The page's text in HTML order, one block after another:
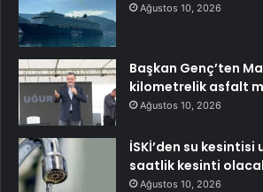
Ağustos 10, 2026
Başkan Genç’ten
kilometrelik asfalt
Ağustos 10, 2026
İSKİ’den su kesintisi
saatlik kesinti
Ağustos 10, 2026